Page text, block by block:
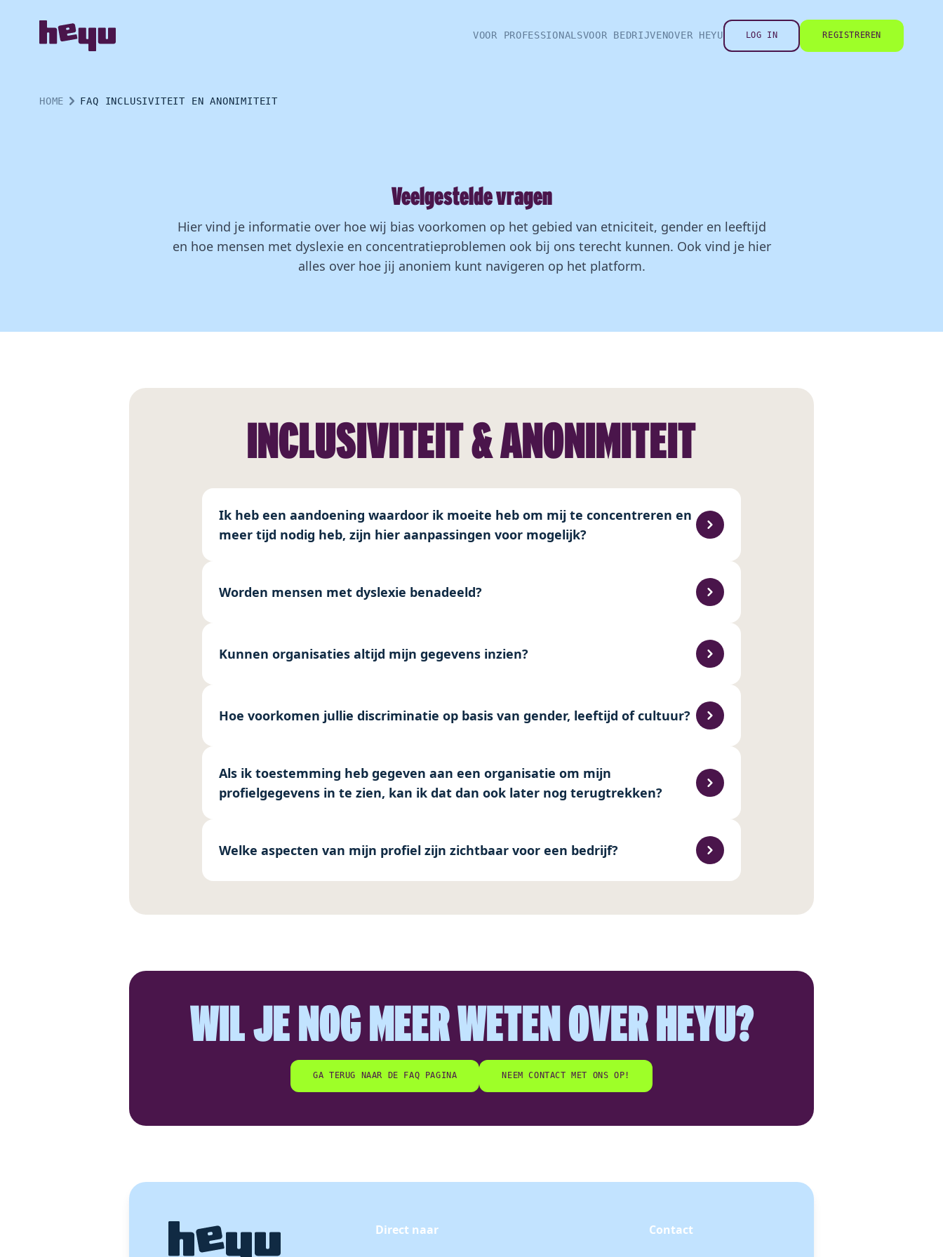
VOOR PROFESSIONALSVOOR BEDRIJVENOVER HEYU LOG IN REGISTREREN
HOME FAQ INCLUSIVITEIT EN ANONIMITEIT
Veelgestelde vragen
Hier vind je informatie over hoe wij bias voorkomen op het gebied van etniciteit, gender en leeftijd
en hoe mensen met dyslexie en concentratieproblemen ook bij ons terecht kunnen. Ook vind je hier
alles over hoe jij anoniem kunt navigeren op het platform.
INCLUSIVITEIT & ANONIMITEIT
Ik heb een aandoening waardoor ik moeite heb om mij te concentreren en
meer tijd nodig heb, zijn hier aanpassingen voor mogelijk?
Worden mensen met dyslexie benadeeld?
Kunnen organisaties altijd mijn gegevens inzien?
Hoe voorkomen jullie discriminatie op basis van gender, leeftijd of cultuur?
Als ik toestemming heb gegeven aan een organisatie om mijn
profielgegevens in te zien, kan ik dat dan ook later nog terugtrekken?
Welke aspecten van mijn profiel zijn zichtbaar voor een bedrijf?
WIL JE NOG MEER WETEN OVER HEYU?
GA TERUG NAAR DE FAQ PAGINA NEEM CONTACT MET ONS OP!
Direct naar Contact